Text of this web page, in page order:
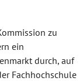
zu
ein
durch, auf
Fachhochschule